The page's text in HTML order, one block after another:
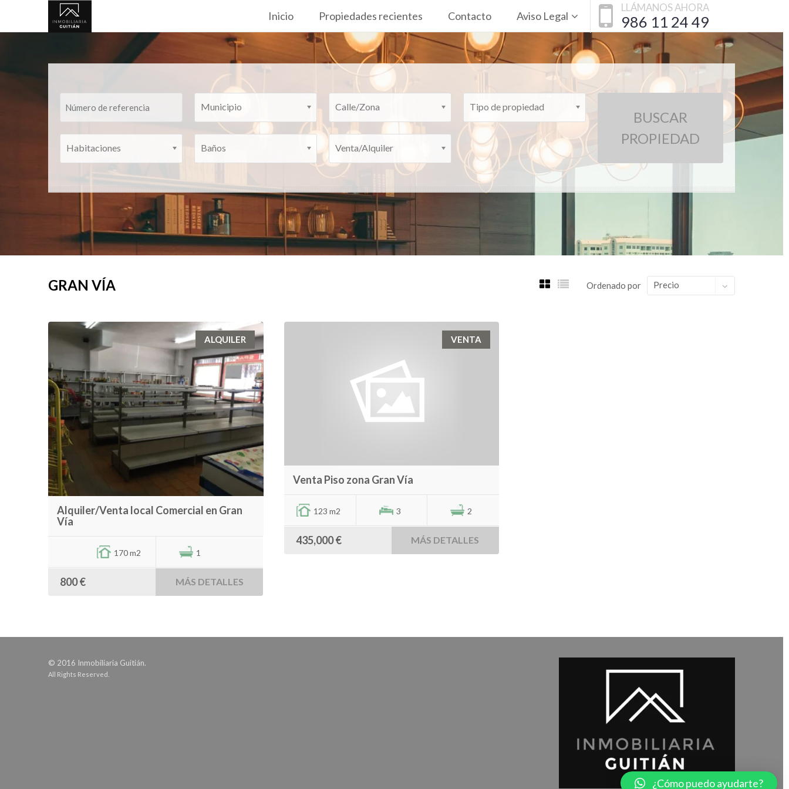
LLÁMANOS AHORA
986 11 24 49
Inicio Propiedades recientes Contacto Aviso Legal
Municipio Calle/Zona Tipo de propiedad
Habitaciones Baños Venta/Alquiler
BUSCAR
PROPIEDAD
GRAN VÍA Ordenado por Precio
ALQUILER
Alquiler/Venta local Comercial en Gran
Vía
170 m2 1
800 € MÁS DETALLES
VENTA
Venta Piso zona Gran Vía
123 m2 3 2
435,000 € MÁS DETALLES
© 2016 Inmobiliaria Guitián.
All Rights Reserved.
¿Cómo puedo ayudarte?